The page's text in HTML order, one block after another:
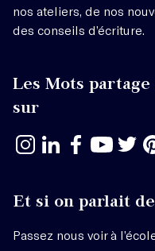
nos ateliers, de nos
des conseils d’écriture.
Les Mots
sur
Et si on parlait
Passez nous voir à